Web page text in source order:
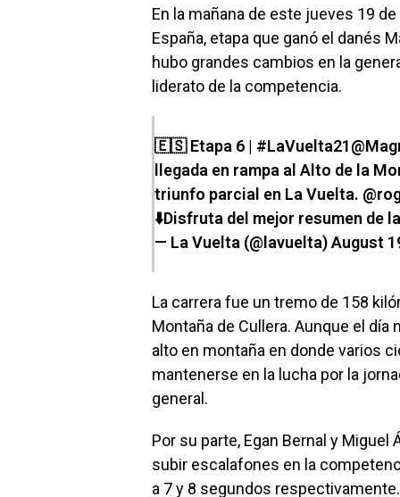
En la mañana de este jueves 19
España, etapa que ganó el danés
hubo grandes cambios en la
liderato de la competencia.
🇪🇸 Etapa 6 | #LaVuelta21
llegada en rampa al Alto de la
triunfo parcial en La Vuelta.
⬇️Disfruta del mejor resumen de
— La Vuelta (@lavuelta)August
La carrera fue un tremo de 158
Montaña de Cullera. Aunque el
alto en montaña en donde varios
mantenerse en la lucha por la
general.
Por su parte, Egan Bernal y
subir escalafones en la
a 7 y 8 segundos